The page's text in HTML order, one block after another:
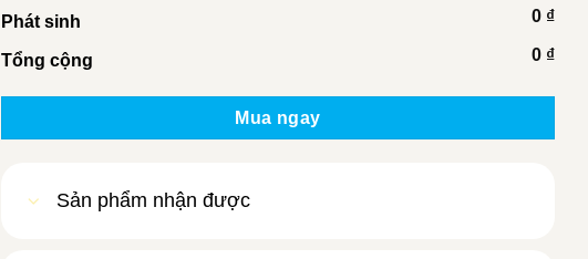
Phát sinh 0 ₫
Tổng cộng 0 ₫
Mua ngay
Sản phẩm nhận được